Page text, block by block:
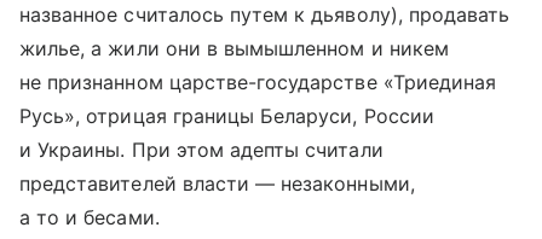
названное считалось путем к дьяволу), продавать
жилье, а жили они в вымышленном и никем
не признанном царстве-государстве «Триединая
Русь», отрицая границы Беларуси, России
и Украины. При этом адепты считали
представителей власти — незаконными,
а то и бесами.